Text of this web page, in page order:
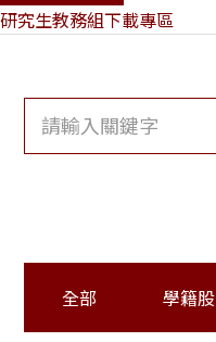
研究生教務組下載專區
全部 學籍股